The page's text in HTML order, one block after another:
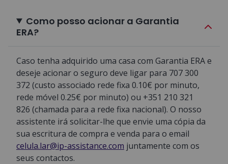
Como posso acionar a Garantia
ERA?
Caso tenha adquirido uma casa com Garantia ERA e
deseje acionar o seguro deve ligar para 707 300
372 (custo associado rede fixa 0.10€ por minuto,
rede móvel 0.25€ por minuto) ou +351 210 321
826 (chamada para a rede fixa nacional). O nosso
assistente irá solicitar-lhe que envie uma cópia da
sua escritura de compra e venda para o email
celula.lar@ip-assistance.com juntamente com os
seus contactos.